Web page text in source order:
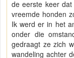
de eerste keer
vreemde honden
Ik werd er in het
onder die
gedraagt ze zich
wandeling achter